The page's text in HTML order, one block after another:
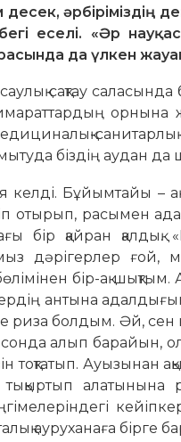
әрбіріміздің
еселі. «Әр
да үлкен
сақтау
орнына
біздің аудан да
Бұйымтайы –
отырып, расымен
бір қайран
дәрігерлер ғой,
бір-ақ
антына
риза болдым. Әй,
сонда алып
тоқтатып. Ауызынан
тықыртып
ауруханаға бірге